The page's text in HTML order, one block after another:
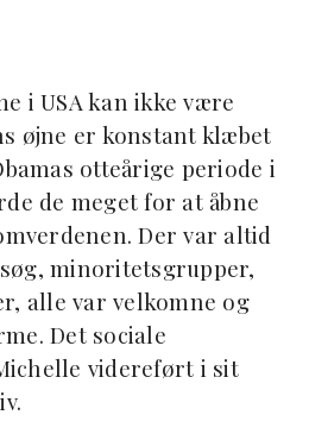
i USA kan ikke være
øjne er konstant klæbet
otteårige periode i
de meget for at åbne
Der var altid
minoritetsgrupper,
alle var velkomne og
Det sociale
videreført i sit